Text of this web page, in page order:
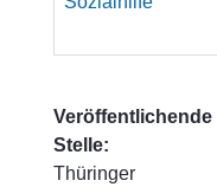
Veröffentlichende
Stelle:
Thüringer